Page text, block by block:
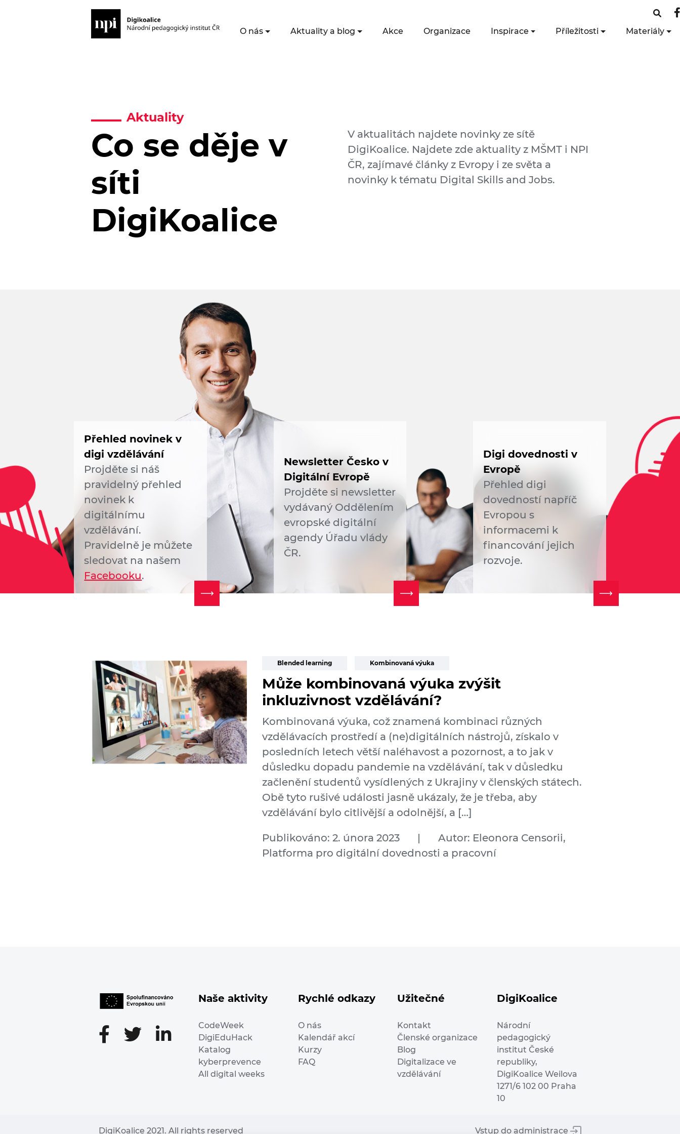
O nás Aktuality a blog Akce Organizace Inspirace Příležitosti Materiály
Aktuality
Co se děje v
síti
DigiKoalice
V aktualitách najdete novinky ze sítě
DigiKoalice. Najdete zde aktuality z MŠMT i NPI
ČR, zajímavé články z Evropy i ze světa a
novinky k tématu Digital Skills and Jobs.
Přehled novinek v
digi vzdělávání
Projděte si náš
pravidelný přehled
novinek k
digitálnímu
vzdělávání.
Pravidelně je můžete
sledovat na našem
Facebooku.
Newsletter Česko v
Digitální Evropě
Projděte si newsletter
vydávaný Oddělením
evropské digitální
agendy Úřadu vlády
ČR.
Digi dovednosti v
Evropě
Přehled digi
dovedností napříč
Evropou s
informacemi k
financování jejich
rozvoje.
Blended learning Kombinovaná výuka
Může kombinovaná výuka zvýšit
inkluzivnost vzdělávání?
Kombinovaná výuka, což znamená kombinaci různých
vzdělávacích prostředí a (ne)digitálních nástrojů, získalo v
posledních letech větší naléhavost a pozornost, a to jak v
důsledku dopadu pandemie na vzdělávání, tak v důsledku
začlenění studentů vysídlených z Ukrajiny v členských státech.
Obě tyto rušivé události jasně ukázaly, že je třeba, aby
vzdělávání bylo citlivější a odolnější, a […]
Publikováno: 2. února 2023 |
Autor: Eleonora Censorii,
Platforma pro digitální dovednosti a pracovní
Naše aktivity
CodeWeek
DigiEduHack
Katalog
kyberprevence
All digital weeks
Rychlé odkazy
O nás
Kalendář akcí
Kurzy
FAQ
Užitečné
Kontakt
Členské organizace
Blog
Digitalizace ve
vzdělávání
DigiKoalice
Národní
pedagogický
institut České
republiky,
DigiKoalice Weilova
1271/6 102 00 Praha
10
DigiKoalice 2021. All rights reserved Vstup do administrace